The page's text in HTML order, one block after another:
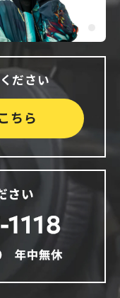
ださい
ちら